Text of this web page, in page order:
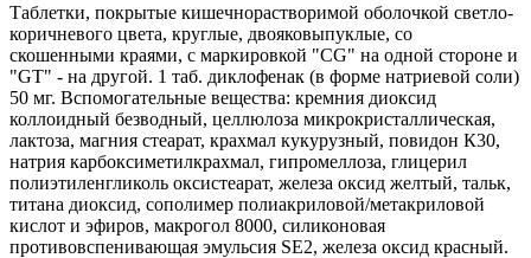
Таблетки, покрытые кишечнорастворимой оболочкой светло-
коричневого цвета, круглые, двояковыпуклые, со
скошенными краями, с маркировкой "CG" на одной стороне и
"GT" - на другой. 1 таб. диклофенак (в форме натриевой соли)
50 мг. Вспомогательные вещества: кремния диоксид
коллоидный безводный, целлюлоза микрокристаллическая,
лактоза, магния стеарат, крахмал кукурузный, повидон К30,
натрия карбоксиметилкрахмал, гипромеллоза, глицерил
полиэтиленгликоль оксистеарат, железа оксид желтый, тальк,
титана диоксид, сополимер полиакриловой/метакриловой
кислот и эфиров, макрогол 8000, силиконовая
противовспенивающая эмульсия SE2, железа оксид красный.